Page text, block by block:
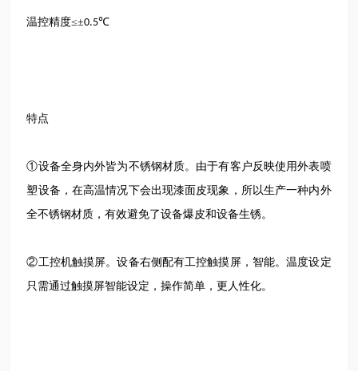
温控精度≤±0.5℃
特点
①设备全身内外皆为不锈钢材质。由于有客户反映使用外表喷
塑设备，在高温情况下会出现漆面皮现象，所以生产一种内外
全不锈钢材质，有效避免了设备爆皮和设备生锈。
②工控机触摸屏。设备右侧配有工控触摸屏，智能。温度设定
只需通过触摸屏智能设定，操作简单，更人性化。